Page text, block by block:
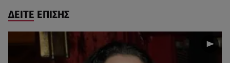
ΔΕΙΤΕ ΕΠΙΣΗΣ